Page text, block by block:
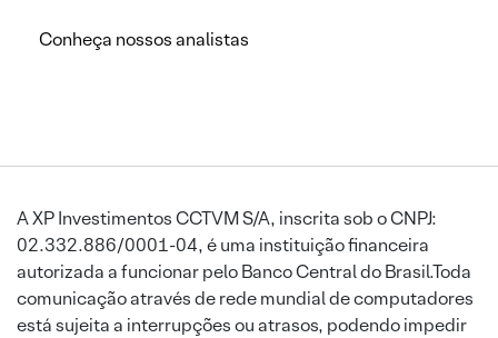
Conheça nossos analistas
A XP Investimentos CCTVM S/A, inscrita sob o CNPJ:
02.332.886/0001-04, é uma instituição financeira
autorizada a funcionar pelo Banco Central do Brasil.Toda
comunicação através de rede mundial de computadores
está sujeita a interrupções ou atrasos, podendo impedir